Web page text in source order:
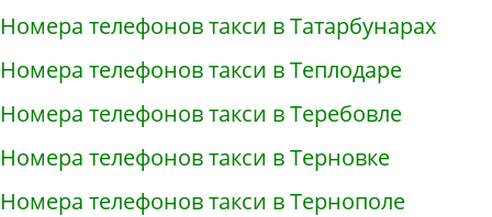
Номера телефонов такси в Татарбунарах
Номера телефонов такси в Теплодаре
Номера телефонов такси в Теребовле
Номера телефонов такси в Терновке
Номера телефонов такси в Тернополе